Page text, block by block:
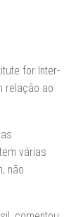
for Inter-
relação ao
várias
não